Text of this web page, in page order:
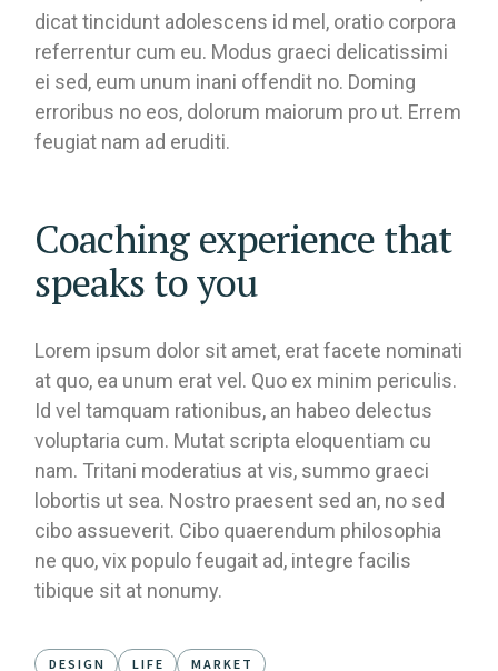
dicat tincidunt adolescens id mel, oratio corpora
referrentur cum eu. Modus graeci delicatissimi
ei sed, eum unum inani offendit no. Doming
erroribus no eos, dolorum maiorum pro ut. Errem
feugiat nam ad eruditi.
Coaching experience that
speaks to you
Lorem ipsum dolor sit amet, erat facete nominati
at quo, ea unum erat vel. Quo ex minim periculis.
Id vel tamquam rationibus, an habeo delectus
voluptaria cum. Mutat scripta eloquentiam cu
nam. Tritani moderatius at vis, summo graeci
lobortis ut sea. Nostro praesent sed an, no sed
cibo assueverit. Cibo quaerendum philosophia
ne quo, vix populo feugait ad, integre facilis
tibique sit at nonumy.
DESIGN LIFE MARKET